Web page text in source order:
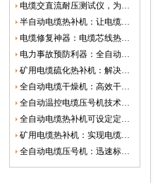
电缆交直流耐压测试仪，为电网安全保驾护航
半自动电缆热补机：让电缆修复更简单、更高效！
电缆修复神器：电缆芯线热补机如何保障电网安全？
电力事故预防利器：全自动控温电缆热补机
矿用电缆硫化热补机：解决矿山电缆故障的新选择
全自动电缆干燥机：高效干燥，电缆质量
全自动温控电缆压号机技术革新：数字化标识的新趋势
全自动电缆热补机可设定定时功能，实现自动化热补
矿用电缆热补机：实现电缆故障修复的高效装置
全自动电缆压号机：迅速标识电缆的利器